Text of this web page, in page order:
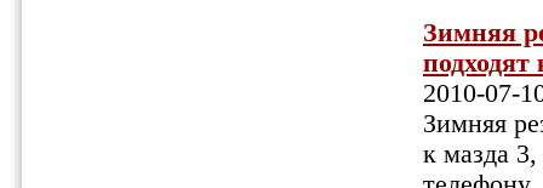
Зимняя
2010-07-
Зимняя
к мазда